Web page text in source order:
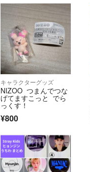
キャラクターグッズ
NIZOO つまんでつな
げてますこっと でら
っくす！
¥800